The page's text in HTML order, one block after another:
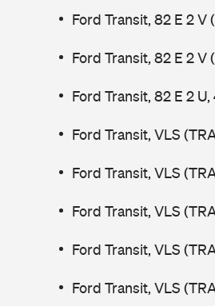
Ford Transit, 82 E 2
Ford Transit, 82 E 2 V
Ford Transit, 82 E 2
Ford Transit, VLS
Ford Transit, VLS
Ford Transit, VLS
Ford Transit, VLS
Ford Transit, VLS